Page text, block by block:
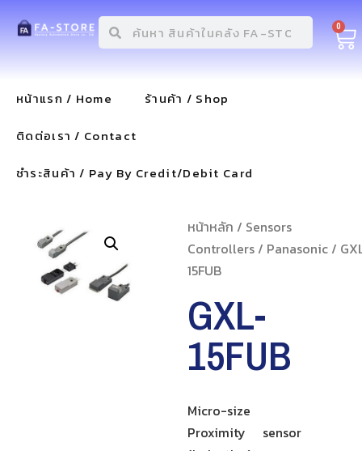
0
หน้าแรก / Home
ร้านค้า / Shop
ติดต่อเรา / Contact
ชำระสินค้า / Pay By Credit/Debit Card
หน้าหลัก / Sensors
Controllers/ Panasonic/
15FUB
GXL-
15FUB
Micro-size
Proximity sensor